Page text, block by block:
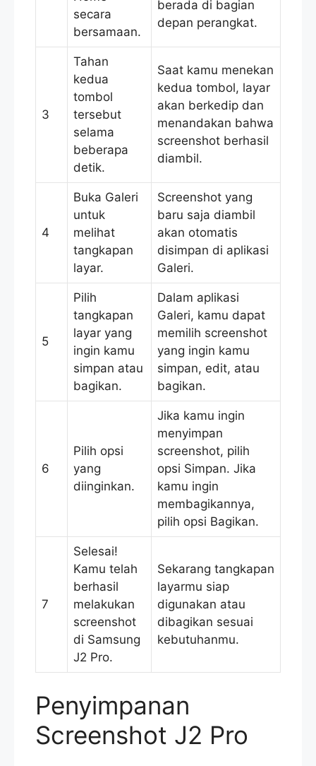
secara
bersamaan.
berada di bagian
depan perangkat.
3
Tahan
kedua
tombol
tersebut
selama
beberapa
detik.
Saat kamu menekan
kedua tombol, layar
akan berkedip dan
menandakan bahwa
screenshot berhasil
diambil.
4
Buka Galeri
untuk
melihat
tangkapan
layar.
Screenshot yang
baru saja diambil
akan otomatis
disimpan di aplikasi
Galeri.
5
Pilih
tangkapan
layar yang
ingin kamu
simpan atau
bagikan.
Dalam aplikasi
Galeri, kamu dapat
memilih screenshot
yang ingin kamu
simpan, edit, atau
bagikan.
6
Pilih opsi
yang
diinginkan.
Jika kamu ingin
menyimpan
screenshot, pilih
opsi Simpan. Jika
kamu ingin
membagikannya,
pilih opsi Bagikan.
7
Selesai!
Kamu telah
berhasil
melakukan
screenshot
di Samsung
J2 Pro.
Sekarang tangkapan
layarmu siap
digunakan atau
dibagikan sesuai
kebutuhanmu.
Penyimpanan
Screenshot J2 Pro